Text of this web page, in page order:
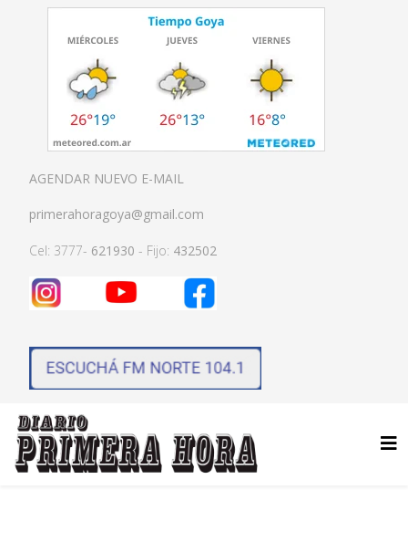
AGENDAR NUEVO E-MAIL
primerahoragoya@gmail.com
Cel: 3777- 621930 - Fijo: 432502